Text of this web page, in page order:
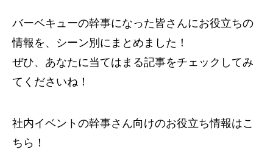
バーベキューの幹事になった皆さんにお役立ちの
情報を、シーン別にまとめました！
ぜひ、あなたに当てはまる記事をチェックしてみ
てくださいね！
社内イベントの幹事さん向けのお役立ち情報はこ
ちら！